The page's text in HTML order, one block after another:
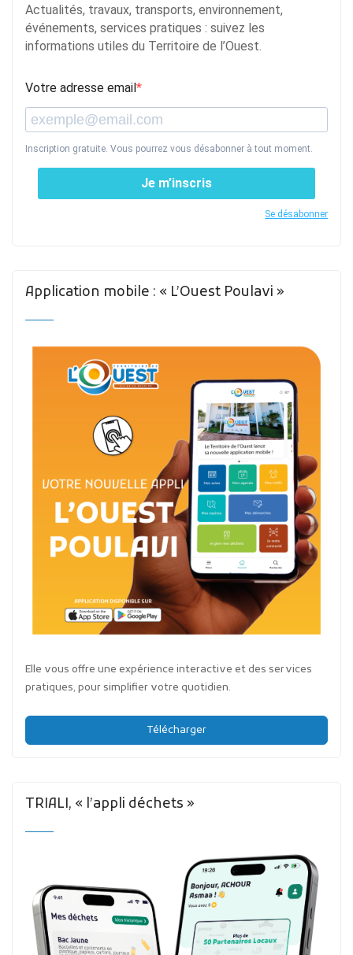
Actualités, travaux, transports, environnement,
événements, services pratiques : suivez les
informations utiles du Territoire de l’Ouest.
Votre adresse email
Inscription gratuite. Vous pourrez vous désabonner à tout moment.
Je m’inscris
Se désabonner
Application mobile : « L’Ouest Poulavi »
Elle vous offre une expérience interactive et des services
pratiques, pour simplifier votre quotidien.
Télécharger
TRIALI, « l’appli déchets »